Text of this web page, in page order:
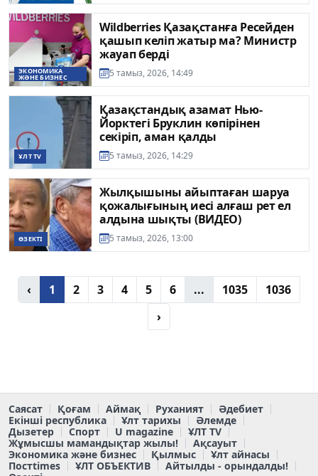
ЭКОНОМИКА
ЖӘНЕ БИЗНЕС
Wildberries Қазақстанға Ресейден
қашып келіп жатыр ма? Министр
жауап берді
5 тамыз, 2026, 14:49
ҰЛТ TV
Қазақстандық азамат Нью-
Йорктегі Бруклин көпірінен
секіріп, аман қалды
5 тамыз, 2026, 14:29
ӨЗЕКТІ
Жылқышыны айыптаған шаруа
қожалығының иесі алғаш рет ел
алдына шықты (ВИДЕО)
5 тамыз, 2026, 13:00
‹ 1 2 3 4 5 6 ... 1035
1036
›
Саясат Қоғам Аймақ Руханият
Әдебиет
Екінші республика
Ұлт тарихы
Әлемде
Дызетер
Спорт U magazine
ҰЛТ TV
Жұмысшы мамандықтар жылы!
Ақсауыт
Экономика және бизнес
Қылмыс
Ұлт айнасы
Постtimes
ҰЛТ ОБЪЕКТИВ
Айтылды - орындалды!